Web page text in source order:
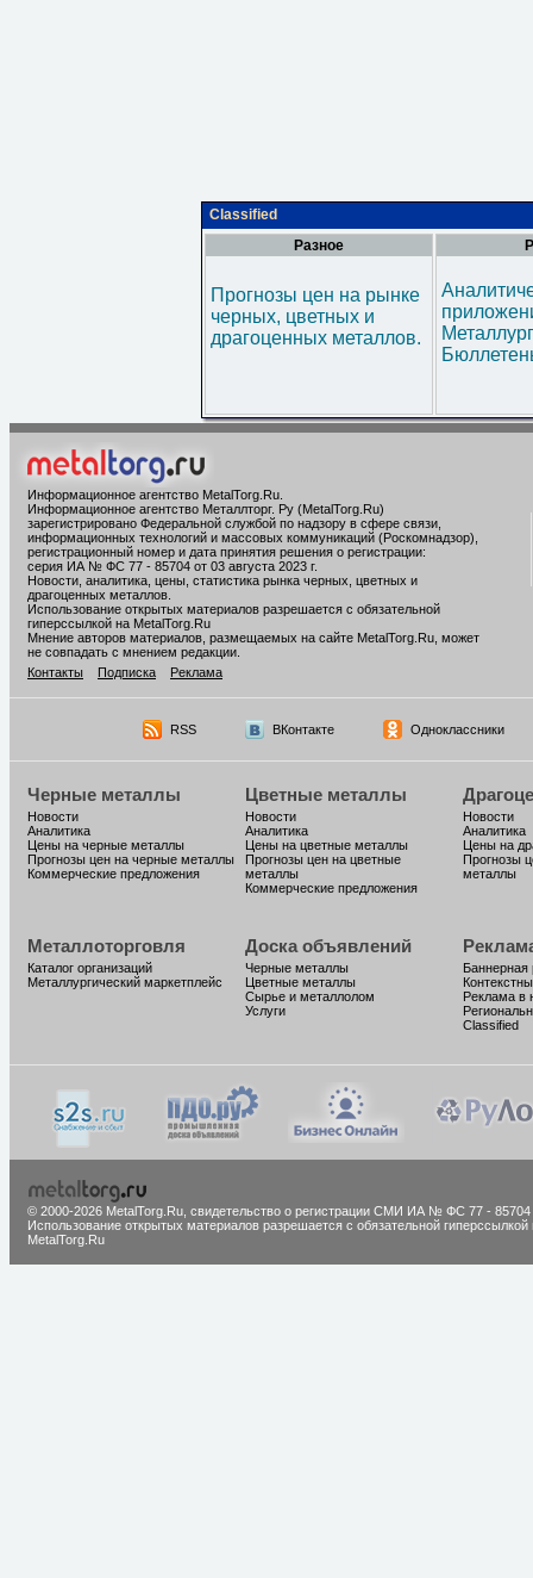
Classified
Разное
Прогнозы цен на рынке
черных, цветных и
драгоценных металлов.
Информационное агентство MetalTorg.Ru
Информационное агентство Металлторг. Ру (MetalTorg.Ru)
зарегистрировано Федеральной службой по надзору в сфере связи,
информационных технологий и массовых коммуникаций (Роскомнадзор),
регистрационный номер и дата принятия решения о регистрации:
серия ИА № ФС 77 - 85704 от 03 августа 2023 г.
Новости, аналитика, цены, статистика рынка черных, цветных и
драгоценных металлов.
Использование открытых материалов разрешается с обязательной
гиперссылкой на MetalTorg.Ru
Мнение авторов материалов, размещаемых на сайте MetalTorg.Ru, может
не совпадать с мнением редакции.
Контакты
Подписка Реклама
RSS ВКонтакте Одноклассники
Черные металлы
Новости
Аналитика
Цены на черные металлы
Прогнозы цен на черные металлы
Коммерческие предложения
Цветные металлы
Новости
Аналитика
Цены на цветные металлы
Прогнозы цен на цветные
металлы
Коммерческие предложения
Новости
Аналитика
Цены на
Прогнозы
металлы
Металлоторговля
Каталог организаций
Металлургический маркетплейс
Доска объявлений
Черные металлы
Цветные металлы
Сырье и металлолом
Услуги
Баннерная
Реклама в
Classified
© 2000-2026 MetalTorg.Ru, cвидетельство о регистрации СМИ ИА № ФС 77 - 85704
Использование открытых материалов разрешается с обязательной гиперссылкой
MetalTorg.Ru